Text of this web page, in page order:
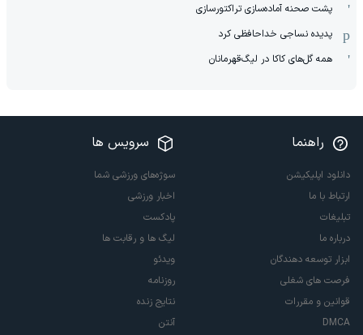
پشت صحنه آماده‌سازی تراکتورسازی
پدیده نساجی خداحافظی کرد
همه گل‌های کاکا در لیگ‌قهرمانان
راهنما
دانلود اپلیکیشن
ارتباط با ما
تبلیغات
درباره ما
ابزار توسعه دهندگان
فرصت های شغلی
قوانین و مقررات
DMCA
سرویس ها
سوژه‌های ورزشی شما
اخبار ورزشی
پادکست
لیگ ها و رقابت ها
ویدئو
روزنامه
نتایج زنده
آنتن